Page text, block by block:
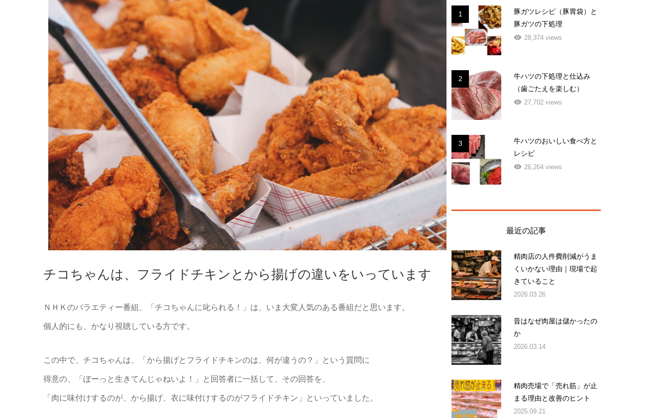
チコちゃんは、フライドチキンとから揚げの違いをいっています
ＮＨＫのバラエティー番組、「チコちゃんに叱られる！」は、いま大変人気のある番組だと思います。
個人的にも、かなり視聴している方です。
この中で、チコちゃんは、「から揚げとフライドチキンのは、何が違うの？」という質問に
得意の、「ぼーっと生きてんじゃねいよ！」と回答者に一括して、その回答を、
「肉に味付けするのが、から揚げ、衣に味付けするのがフライドチキン」といっていました。
1
豚ガツレシピ（豚胃袋）と
豚ガツの下処理
28,374 views
2
牛ハツの下処理と仕込み
（歯ごたえを楽しむ）
27,702 views
3
牛ハツのおいしい食べ方と
レシピ
26,264 views
最近の記事
精肉店の人件費削減がうま
くいかない理由｜現場で起
きていること
2026.03.26
昔はなぜ肉屋は儲かったの
か
2026.03.14
精肉売場で「売れ筋」が止
まる理由と改善のヒント
2025.09.21